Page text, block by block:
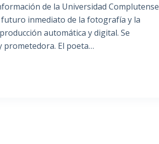
de la Universidad Complutense
futuro inmediato de la fotografía y la
automática y digital. Se
prometedora. El poeta…